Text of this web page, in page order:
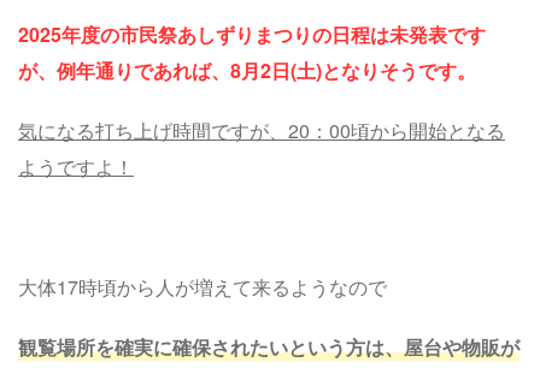
2025年度の市民祭あしずりまつりの日程は未発表です
が、例年通りであれば、8月2日(土)となりそうです。
気になる打ち上げ時間ですが、20：00頃から開始となる
ようですよ！
大体17時頃から人が増えて来るようなので
観覧場所を確実に確保されたいという方は、屋台や物販が